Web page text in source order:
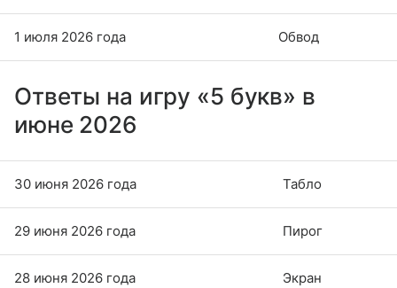
1 июля 2026 года Обвод
Ответы на игру «5 букв» в
июне 2026
30 июня 2026 года Табло
29 июня 2026 года Пирог
28 июня 2026 года Экран